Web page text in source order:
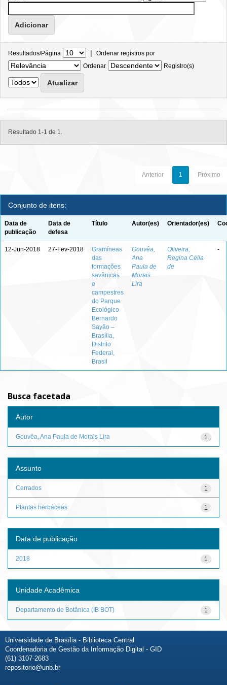
Resultados/Página | Ordenar registros por
Ordenar
Registro(s)
Resultado 1-1 de 1.
Anterior 1 Próximo
Conjunto de itens:
Data de
publicação
Data de
defesa
Título Autor(es) Orientador(es)
12-Jun-2018 27-Fev-2018
Gramíneas
das
formações
savânicas
e
campestres
do Parque
Ecológico
Bernardo
Sayão –
Brasília,
Distrito
Federal,
Brasil
Gouvêa,
Ana
Paula de
Morais
Lira
Oliveira,
Regina Célia
de
-
Busca facetada
Autor
1
Gouvêa, Ana Paula de Morais Lira
Assunto
1
Cerrados
1
Plantas herbáceas
Data de publicação
1
2018
Unidade Acadêmica
1
Departamento de Botânica (IB BOT)
Universidade de Brasília - Biblioteca Central
Coordenadoria de Gestão da Informação Digital - GID
(61) 3107-2683
repositorio@unb.br